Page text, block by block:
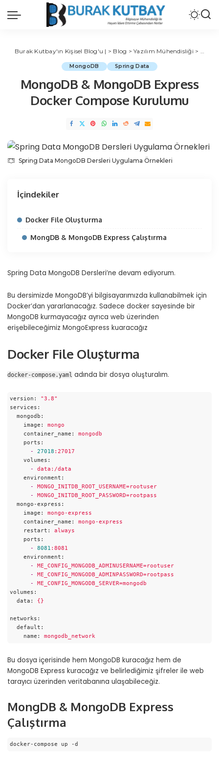
Burak Kutbay'ın Kişisel Blog'u | > Blog >Yazılım Mühendisliği >
MongoDB Spring Data
MongoDB & MongoDB Express
Docker Compose Kurulumu
Spring Data MongoDB Dersleri Uygulama Örnekleri
İçindekiler
Docker File Oluşturma
MongDB & MongoDB Express Çalıştırma
Spring Data MongoDB Dersleri’ne devam ediyorum.
Bu dersimizde MongoDB’yi bilgisayarımızda kullanabilmek için
Docker’dan yararlanacağız. Sadece docker sayesinde bir
MongoDB kurmayacağız ayrıca web üzerinden
erişebileceğimiz MongoExpress kuaracağız
Docker File Oluşturma
docker-compose.yaml adında bir dosya oluşturalım.
version:
"3.8"
services:
mongodb:
image:
mongo
container_name:
mongodb
ports:
-
27018 :27017
volumes:
-
data:/data
environment:
-
MONGO_INITDB_ROOT_USERNAME=rootuser
-
MONGO_INITDB_ROOT_PASSWORD=rootpass
mongo-express:
image:
mongo-express
container_name:
mongo-express
restart:
always
ports:
-
8081 :8081
environment:
-
ME_CONFIG_MONGODB_ADMINUSERNAME=rootuser
-
ME_CONFIG_MONGODB_ADMINPASSWORD=rootpass
-
ME_CONFIG_MONGODB_SERVER=mongodb
volumes:
data:
{}
networks:
default:
name:
mongodb_network
Bu dosya içerisinde hem MongoDB kuracağız hem de
MongoDB Express kuracağız ve belirlediğimiz şifreler ile web
tarayıcı üzerinden veritabanına ulaşabileceğiz.
MongDB & MongoDB Express
Çalıştırma
docker-compose up -d